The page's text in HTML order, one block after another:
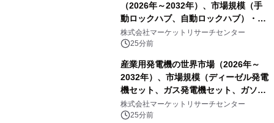
（2026年～2032年）、市場規模（手
動ロックハブ、自動ロックハブ）・分
析レポートを発表
株式会社マーケットリサーチセンター
25分前
産業用発電機の世界市場（2026年～
2032年）、市場規模（ディーゼル発電
機セット、ガス発電機セット、ガソリ
ン発電機セット、風力タービン、太陽
光発電機セット、その他）・分析レポ
株式会社マーケットリサーチセンター
25分前